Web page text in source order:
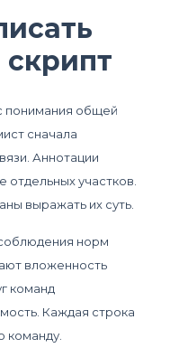
понимания общей
сначала
Аннотации
отдельных участков.
выражать их суть.
норм
вложенность
команд
Каждая строка
команду.